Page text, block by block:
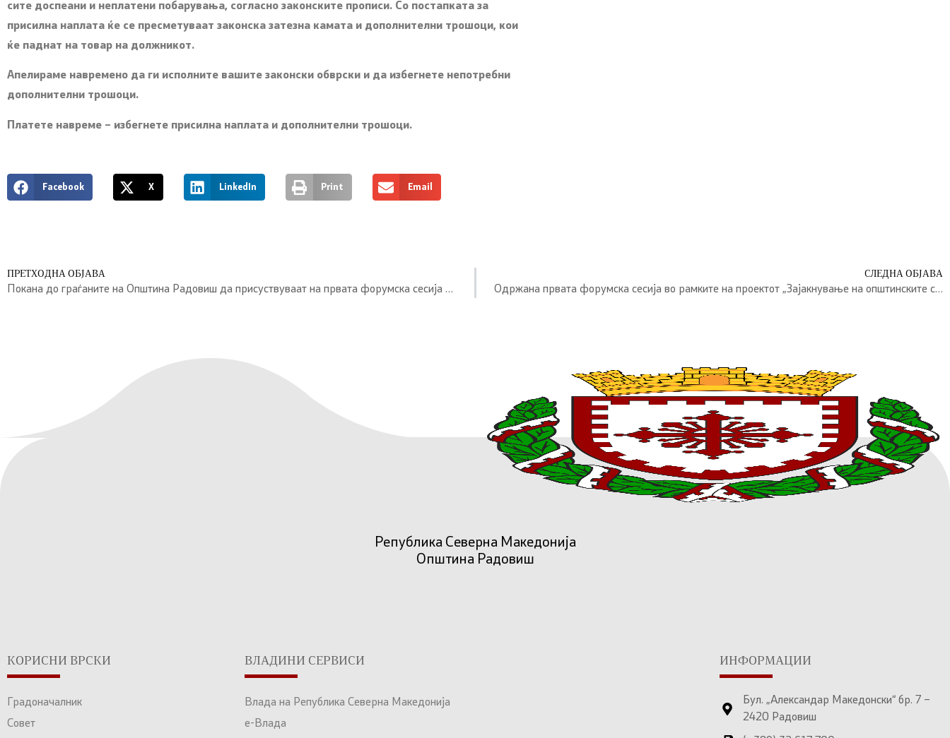
сите доспеани и неплатени побарувања, согласно законските прописи. Со постапката за
присилна наплата ќе се пресметуваат законска затезна камата и дополнителни трошоци, кои
ќе паднат на товар на должникот.
Апелираме навремено да ги исполните вашите законски обврски и да избегнете непотребни
дополнителни трошоци.
Платете навреме – избегнете присилна наплата и дополнителни трошоци.
Facebook X LinkedIn Print Email
ПРЕТХОДНА ОБЈАВА
Покана до граѓаните на Општина Радовиш да присуствуваат на првата форумска сесија во рамките на проектот „Зајакнување на општинските совети – Фаза 2“
СЛЕДНА ОБЈАВА
Oдржана првата форумска сесија во рамките на проектот „Зајакнување на општинските совети“
Република Северна Македонија
Општина Радовиш
КОРИСНИ ВРСКИ
Градоначалник
Совет
ВЛАДИНИ СЕРВИСИ
Влада на Република Северна Македонија
е-Влада
ИНФОРМАЦИИ
Бул. „Александар Македонски“ бр. 7 –
2420 Радовиш